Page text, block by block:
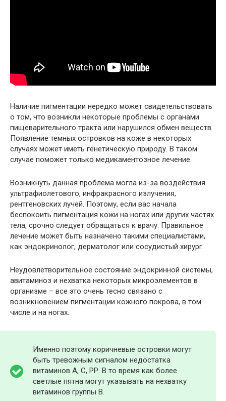
Наличие пигментации нередко может свидетельствовать
о том, что возникли некоторые проблемы с органами
пищеварительного тракта или нарушился обмен веществ.
Появление темных островков на коже в некоторых
случаях может иметь генетическую природу. В таком
случае поможет только медикаментозное лечение.
Возникнуть данная проблема могла из-за воздействия
ультрафиолетового, инфракрасного излучения,
рентгеновских лучей. Поэтому, если вас начала
беспокоить пигментация кожи на ногах или других частях
тела, срочно следует обращаться к врачу. Правильное
лечение может быть назначено такими специалистами,
как эндокринолог, дерматолог или сосудистый хирург.
Неудовлетворительное состояние эндокринной системы,
авитаминоз и нехватка некоторых микроэлементов в
организме – все это очень тесно связано с
возникновением пигментации кожного покрова, в том
числе и на ногах.
Именно поэтому коричневые островки могут
быть тревожным сигналом недостатка
витаминов А, С, РР. В то время как более
светлые пятна могут указывать на нехватку
витаминов группы В.